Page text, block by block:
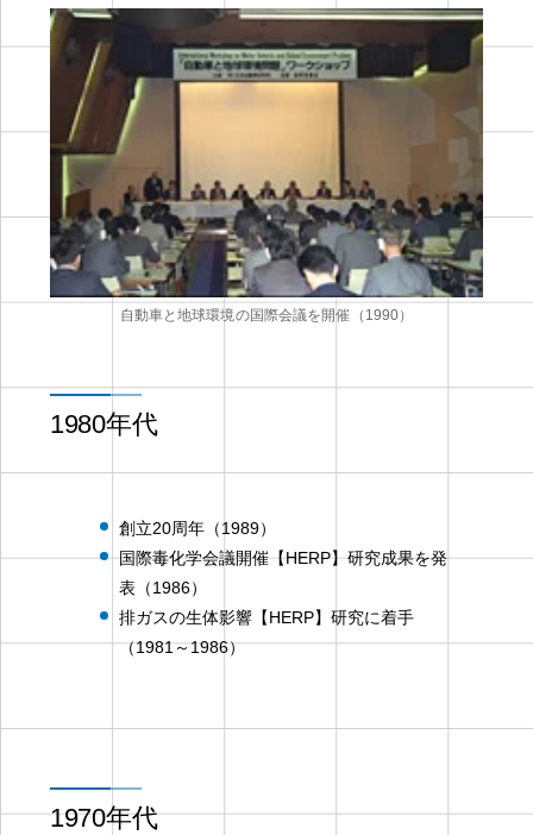
自動車と地球環境の国際会議を開催（1990）
1980年代
創立20周年（1989）
国際毒化学会議開催【HERP】研究成果を発
表（1986）
排ガスの生体影響【HERP】研究に着手
（1981～1986）
1970年代